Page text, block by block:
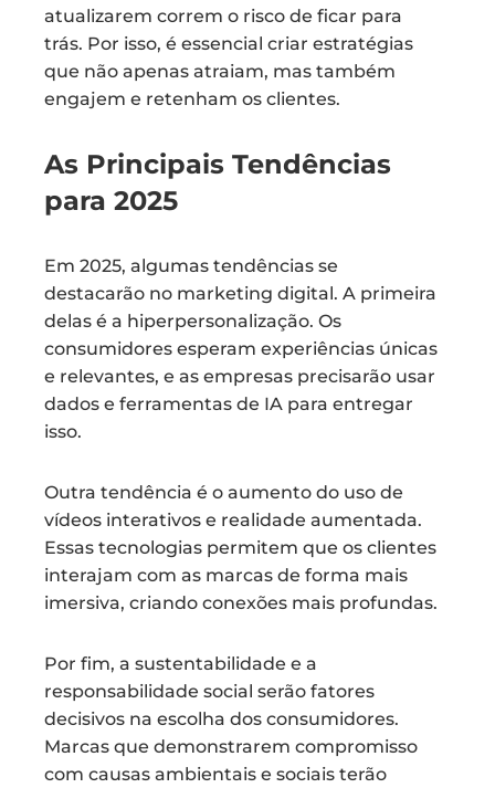
atualizarem correm o risco de ficar para
trás. Por isso, é essencial criar estratégias
que não apenas atraiam, mas também
engajem e retenham os clientes.
As Principais Tendências
para 2025
Em 2025, algumas tendências se
destacarão no marketing digital. A primeira
delas é a hiperpersonalização. Os
consumidores esperam experiências únicas
e relevantes, e as empresas precisarão usar
dados e ferramentas de IA para entregar
isso.
Outra tendência é o aumento do uso de
vídeos interativos e realidade aumentada.
Essas tecnologias permitem que os clientes
interajam com as marcas de forma mais
imersiva, criando conexões mais profundas.
Por fim, a sustentabilidade e a
responsabilidade social serão fatores
decisivos na escolha dos consumidores.
Marcas que demonstrarem compromisso
com causas ambientais e sociais terão